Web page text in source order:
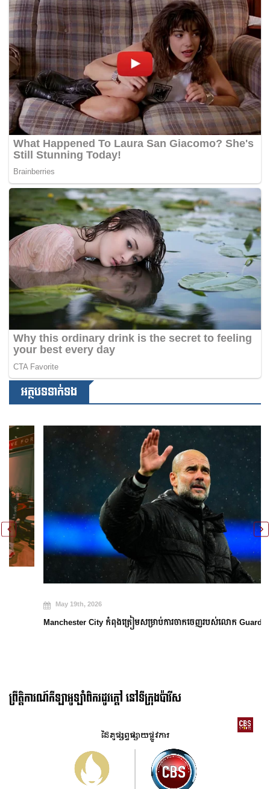
អត្ថបទទាក់ទង
May 19th, 2026
Manchester City កំពុងត្រៀមសម្រាប់ការចាកចេញរបស់លោក Guardiola
ព្រឹត្តិការណ៍កីឡាអូឡាំពិករដូវក្ដៅ នៅទីក្រុងប៉ារីស